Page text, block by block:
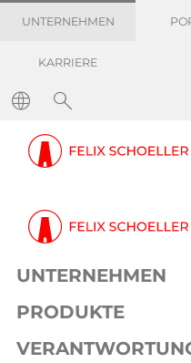
UNTERNEHMEN
KARRIERE
UNTERNEHMEN
PRODUKTE